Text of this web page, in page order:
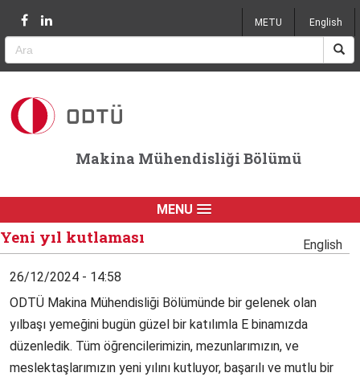
METU English
Makina Mühendisliği Bölümü
MENU
Yeni yıl kutlaması
26/12/2024 - 14:58
English
ODTÜ Makina Mühendisliği Bölümünde bir gelenek olan
yılbaşı yemeğini bugün güzel bir katılımla E binamızda
düzenledik. Tüm öğrencilerimizin, mezunlarımızın, ve
meslektaşlarımızın yeni yılını kutluyor, başarılı ve mutlu bir